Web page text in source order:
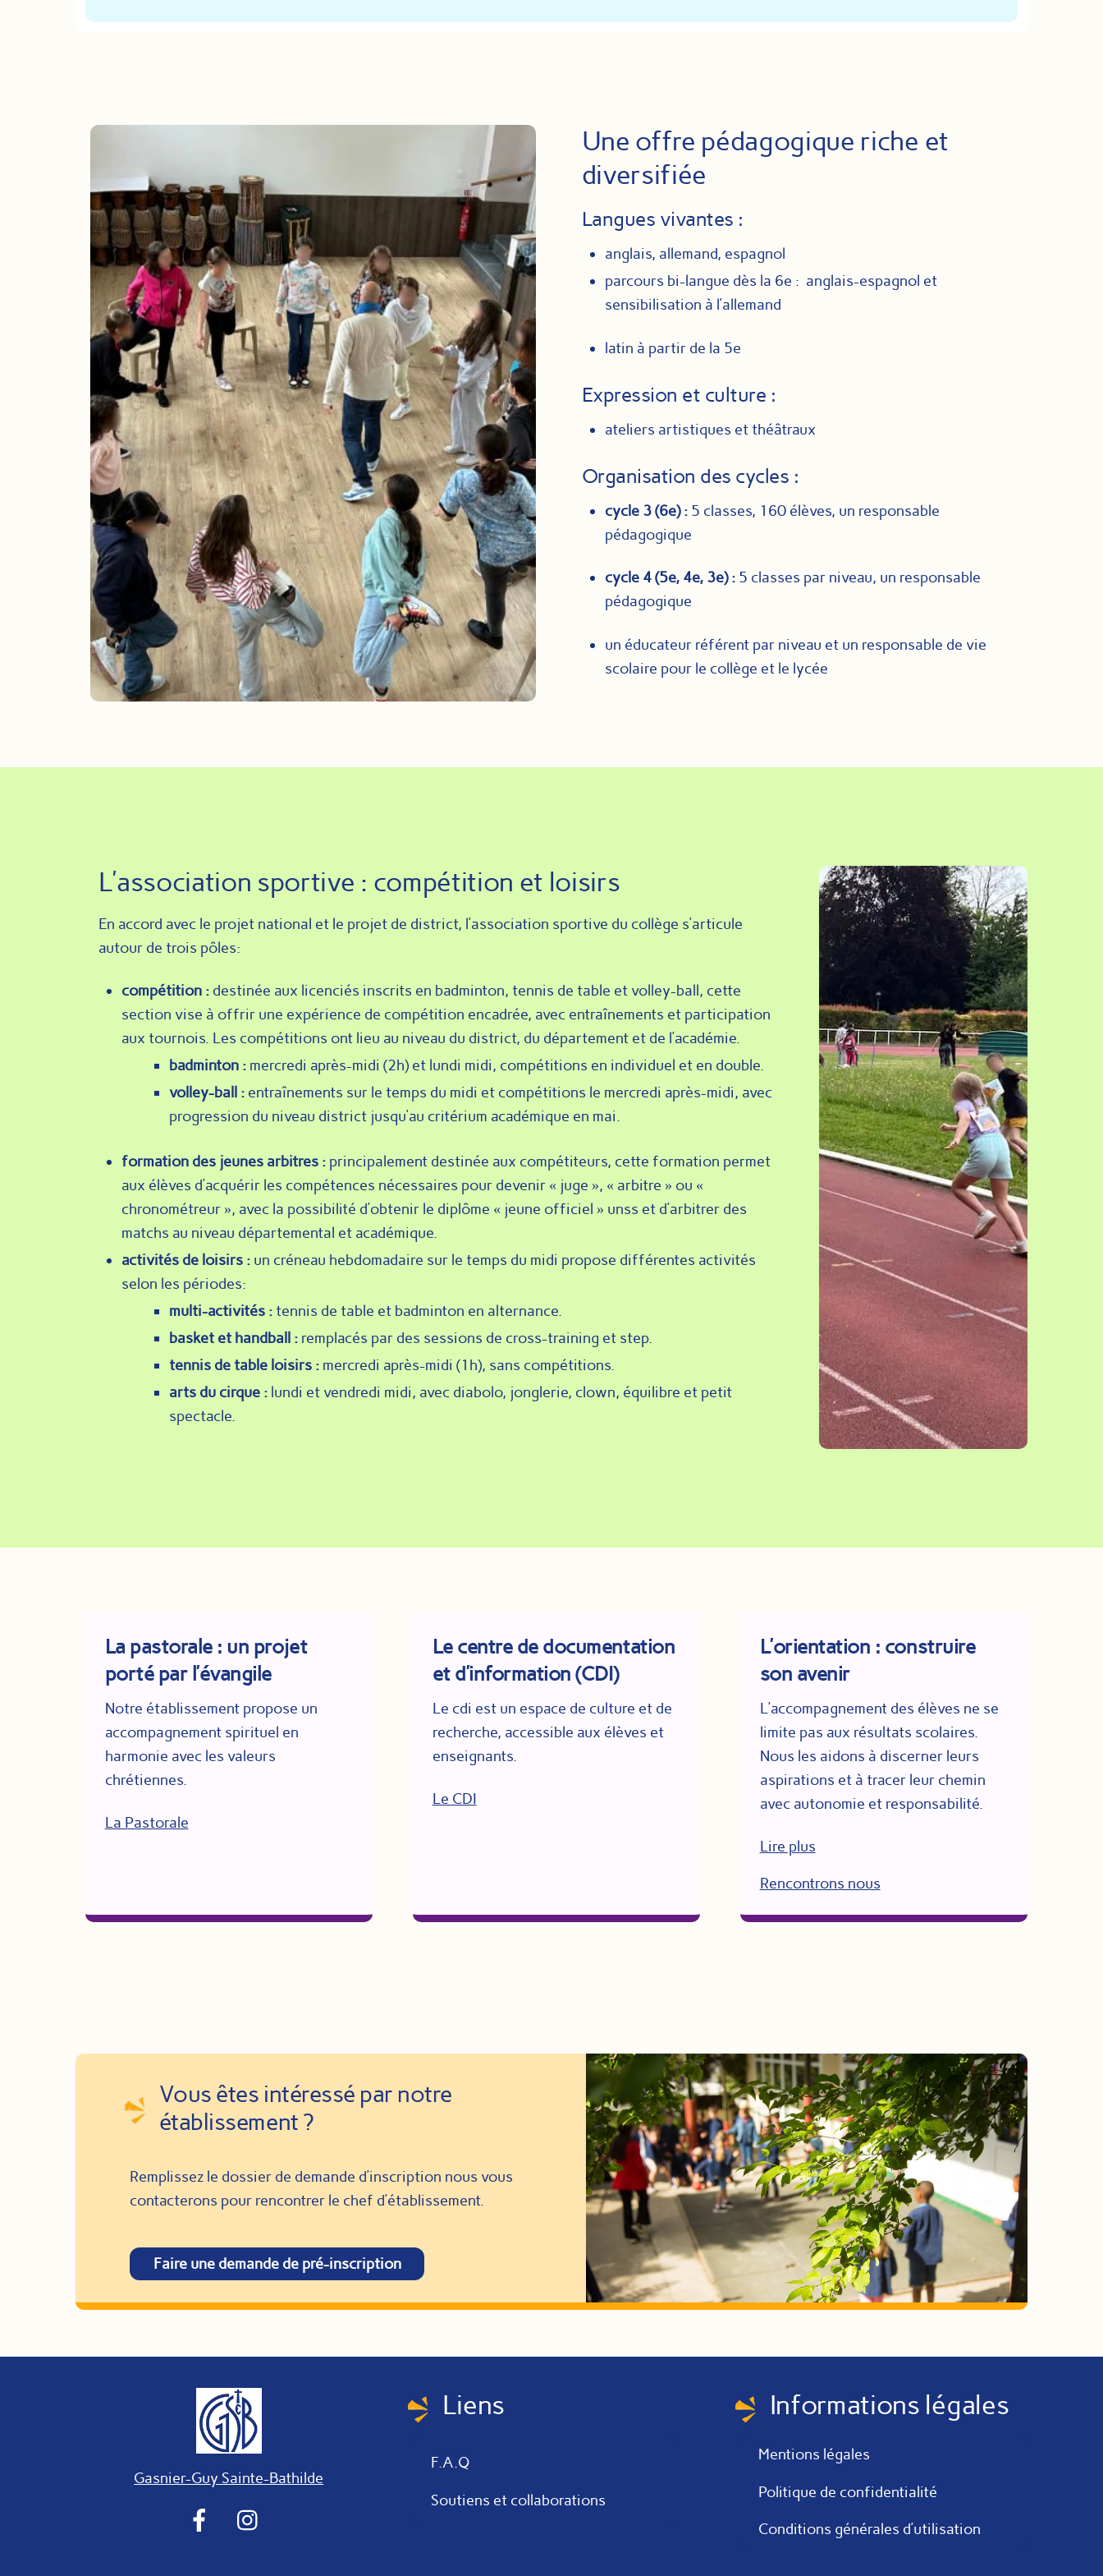
Une offre pédagogique riche et
diversifiée
Langues vivantes :
anglais, allemand, espagnol
parcours bi-langue dès la 6e : anglais-espagnol et
sensibilisation à l’allemand
latin à partir de la 5e
Expression et culture :
ateliers artistiques et théâtraux
Organisation des cycles :
cycle 3 (6e) : 5 classes, 160 élèves, un responsable
pédagogique
cycle 4 (5e, 4e, 3e) : 5 classes par niveau, un responsable
pédagogique
un éducateur référent par niveau et un responsable de vie
scolaire pour le collège et le lycée
L’association sportive : compétition et loisirs
En accord avec le projet national et le projet de district, l’association sportive du collège s’articule
autour de trois pôles:
compétition : destinée aux licenciés inscrits en badminton, tennis de table et volley-ball, cette
section vise à offrir une expérience de compétition encadrée, avec entraînements et participation
aux tournois. Les compétitions ont lieu au niveau du district, du département et de l’académie.
badminton :mercredi après-midi (2h) et lundi midi, compétitions en individuel et en double.
volley-ball :entraînements sur le temps du midi et compétitions le mercredi après-midi, avec
progression du niveau district jusqu’au critérium académique en mai.
formation des jeunes arbitres : principalement destinée aux compétiteurs, cette formation permet
aux élèves d’acquérir les compétences nécessaires pour devenir « juge », « arbitre » ou «
chronométreur », avec la possibilité d’obtenir le diplôme « jeune officiel » unss et d’arbitrer des
matchs au niveau départemental et académique.
activités de loisirs : un créneau hebdomadaire sur le temps du midi propose différentes activités
selon les périodes:
multi-activités :tennis de table et badminton en alternance.
basket et handball :remplacés par des sessions de cross-training et step.
tennis de table loisirs :mercredi après-midi (1h), sans compétitions.
arts du cirque :lundi et vendredi midi, avec diabolo, jonglerie, clown, équilibre et petit
spectacle.
La pastorale : un projet
porté par l’évangile
Notre établissement propose un
accompagnement spirituel en
harmonie avec les valeurs
chrétiennes.
La Pastorale
Le centre de documentation
et d’information (CDI)
Le cdi est un espace de culture et de
recherche, accessible aux élèves et
enseignants.
Le CDI
L’orientation : construire
son avenir
L’accompagnement des élèves ne se
limite pas aux résultats scolaires.
Nous les aidons à discerner leurs
aspirations et à tracer leur chemin
avec autonomie et responsabilité.
Lire plus
Rencontrons nous
Vous êtes intéressé par notre
établissement ?
Remplissez le dossier de demande d’inscription nous vous
contacterons pour rencontrer le chef d’établissement.
Faire une demande de pré-inscription
Gasnier-Guy Sainte-Bathilde
Facebook
Liens
F.A.Q
Soutiens et collaborations
Informations légales
Mentions légales
Politique de confidentialité
Conditions générales d’utilisation